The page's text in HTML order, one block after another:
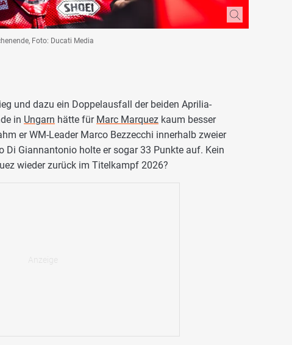
Foto: Ducati Media
und dazu ein Doppelausfall der beiden Aprilia-
in Ungarn hätte für Marc Marquez kaum besser
er WM-Leader Marco Bezzecchi innerhalb zweier
Di Giannantonio holte er sogar 33 Punkte auf. Kein
wieder zurück im Titelkampf 2026?